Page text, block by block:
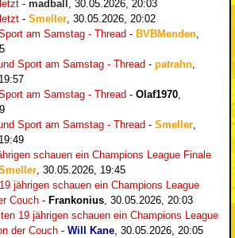
- madball
30.05.2026, 20:03
- Smeller 30.05.2026, 20:02
am Samstag - Thread - BVBMenden
Sport am Samstag - Thread - patrahn
am Samstag - Thread - Olaf1970
Sport am Samstag - Thread - Smeller
schauen ein Champions League Finale
30.05.2026, 19:45
jährigen schauen ein Champions League
Couch - Frankonius 30.05.2026, 20:03
19 jährigen schauen ein Champions League
der Couch - Will Kane 30.05.2026, 20:05